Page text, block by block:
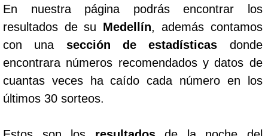
En nuestra página podrás encontrar los
resultados de su Medellín, además contamos
con una sección de estadísticas donde
encontrara números recomendados y datos de
cuantas veces ha caído cada número en los
últimos 30 sorteos.